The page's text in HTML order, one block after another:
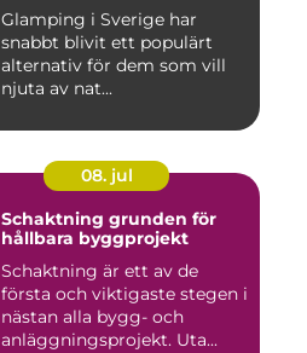
Glamping i Sverige har
snabbt blivit ett populärt
alternativ för dem som vill
njuta av nat...
08. jul
Schaktning grunden för
hållbara byggprojekt
Schaktning är ett av de
första och viktigaste stegen i
nästan alla bygg- och
anläggningsprojekt. Uta...